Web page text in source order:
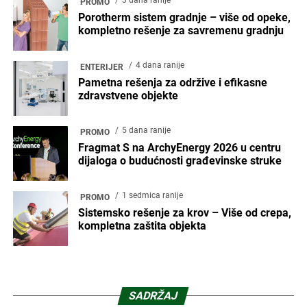
Porotherm sistem gradnje – više od opeke,
kompletno rešenje za savremenu gradnju
ENTERIJER 4 dana ranije
Pametna rešenja za održive i efikasne
zdravstvene objekte
PROMO 5 dana ranije
Fragmat S na ArchyEnergy 2026 u centru
dijaloga o budućnosti građevinske struke
PROMO 1 sedmica ranije
Sistemsko rešenje za krov – Više od crepa,
kompletna zaštita objekta
SADRŽAJ